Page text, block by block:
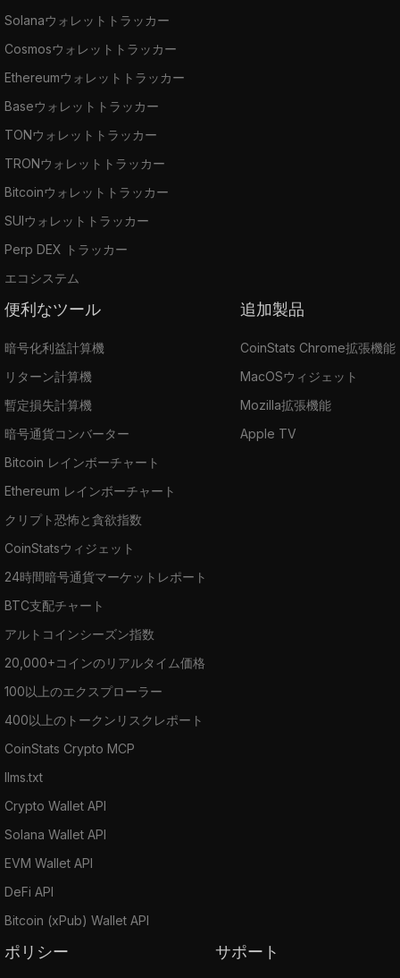
Solanaウォレットトラッカー
Cosmosウォレットトラッカー
Ethereumウォレットトラッカー
Baseウォレットトラッカー
TONウォレットトラッカー
TRONウォレットトラッカー
Bitcoinウォレットトラッカー
SUIウォレットトラッカー
Perp DEX トラッカー
エコシステム
便利なツール
暗号化利益計算機
リターン計算機
暫定損失計算機
暗号通貨コンバーター
Bitcoin レインボーチャート
Ethereum レインボーチャート
クリプト恐怖と貪欲指数
CoinStatsウィジェット
24時間暗号通貨マーケットレポート
BTC支配チャート
アルトコインシーズン指数
20,000+コインのリアルタイム価格
100以上のエクスプローラー
400以上のトークンリスクレポート
CoinStats Crypto MCP
llms.txt
Crypto Wallet API
Solana Wallet API
EVM Wallet API
DeFi API
Bitcoin (xPub) Wallet API
追加製品
CoinStats Chrome拡張機能
MacOSウィジェット
Mozilla拡張機能
Apple TV
ポリシー サポート